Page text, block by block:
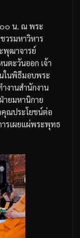
๐๐ น. ณพระ
วรมหาวิหาร
พุฒาจารย์
นตะวันออก เจ้า
ในพิธีมอบพระ
งานสำนักงาน
ฝ่ายมหานิกาย
ณประโยชน์ต่อ
รเผยแผ่พระพุทธ